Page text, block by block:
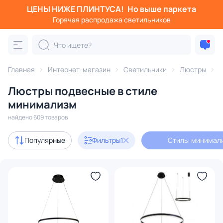
ЦЕНЫ НИЖЕ ПЛИНТУСА! Но выше паркета
Горячая распродажа светильников
Главная Интернет-магазин Светильники Люстры
Люстры подвесные в стиле
минимализм
найдено 609 товаров
Популярные Фильтры1 Стиль:
Фильтры
Категория:
кованые в форме шара
Акции 74
с 3D-моделями
Доставка